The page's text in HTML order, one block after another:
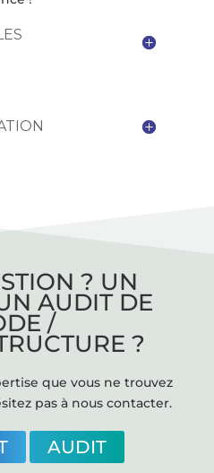
? UN
AUDIT DE
/
?
que vous ne trouvez
pas à nous contacter.
AUDIT